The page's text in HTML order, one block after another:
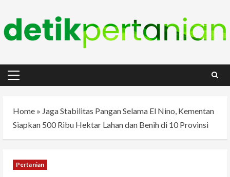
content
Primary
Home » Jaga Stabilitas Pangan Selama El Nino, Kementan
Siapkan 500 Ribu Hektar Lahan dan Benih di 10 Provinsi
Pertanian